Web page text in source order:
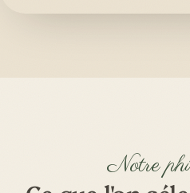
Notre